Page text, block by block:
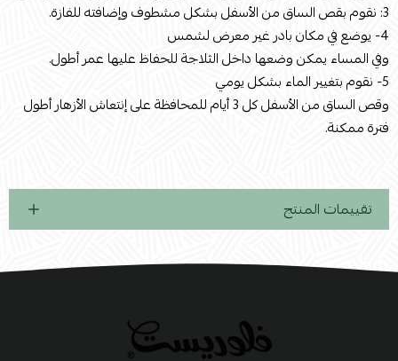
3: نقوم بقص الساق من الأسفل بشكل مشطوف وإضافته للفازة.
4- يوضع في مكان بادر غير معرض لشمس
وفي المساء يمكن وضعها داخل الثلاجة للحفاظ عليها عمر أطول.
5- نقوم بتغيير الماء بشكل يومي
وقص الساق من الأسفل كل 3 أيام للمحافظة على إنتعاش الأزهار أطول
فترة ممكنة.
تقييمات المنتج